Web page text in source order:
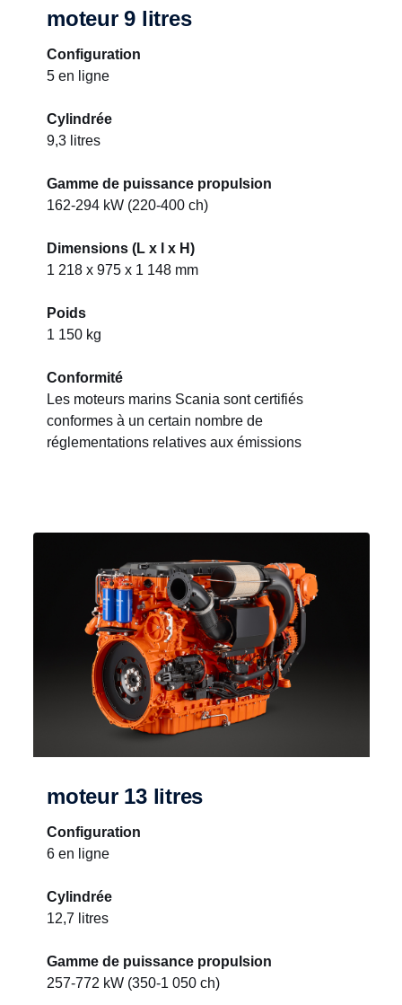
moteur 9 litres
Configuration
5 en ligne
Cylindrée
9,3 litres
Gamme de puissance propulsion
162-294 kW (220-400 ch)
Dimensions (L x l x H)
1 218 x 975 x 1 148 mm
Poids
1 150 kg
Conformité
Les moteurs marins Scania sont certifiés
conformes à un certain nombre de
réglementations relatives aux émissions
moteur 13 litres
Configuration
6 en ligne
Cylindrée
12,7 litres
Gamme de puissance propulsion
257-772 kW (350-1 050 ch)